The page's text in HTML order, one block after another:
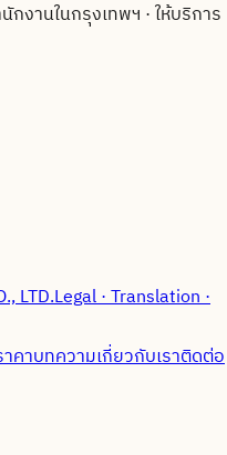
กงานในกรุงเทพฯ · ให้บริการ
LTD.Legal · Translation ·
คาบทความเกี่ยวกับเราติดต่อ